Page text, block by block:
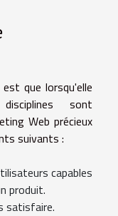
que lorsqu'elle
sont
Web précieux
suivants :
capables
produit.
satisfaire.